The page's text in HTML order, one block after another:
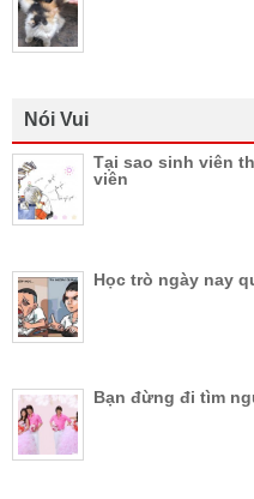
Nói Vui
Tại sao sinh viên
viên
Học trò ngày nay
Bạn đừng đi tìm